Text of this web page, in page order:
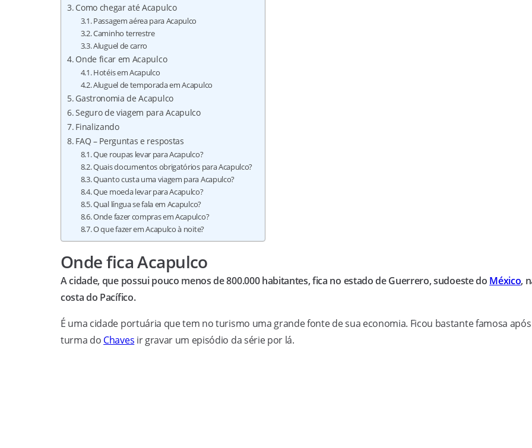
Como chegar até Acapulco
Passagem aérea para Acapulco
Caminho terrestre
Aluguel de carro
Onde ficar em Acapulco
Hotéis em Acapulco
Aluguel de temporada em Acapulco
Gastronomia de Acapulco
Seguro de viagem para Acapulco
Finalizando
FAQ – Perguntas e respostas
Que roupas levar para Acapulco?
Quais documentos obrigatórios para Acapulco?
Quanto custa uma viagem para Acapulco?
Que moeda levar para Acapulco?
Qual língua se fala em Acapulco?
Onde fazer compras em Acapulco?
O que fazer em Acapulco à noite?
Onde fica Acapulco
A cidade, que possui pouco menos de 800.000 habitantes, fica no estado de Guerrero, sudoeste do México,
costa do Pacífico.
É uma cidade portuária que tem no turismo uma grande fonte de sua economia. Ficou bastante famosa
turma do Chaves ir gravar um episódio da série por lá.